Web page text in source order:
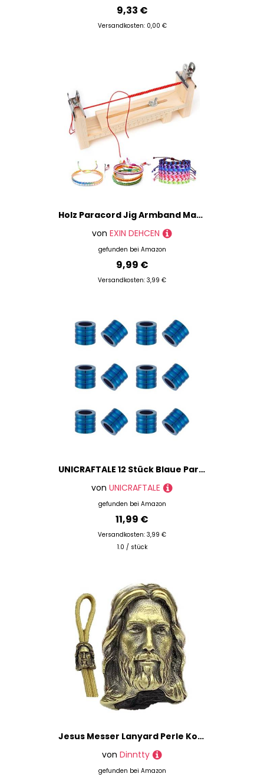
9,33 €
Versandkosten: 0,00 €
Holz Paracord Jig Armband Maker Mit 2 Clips - Bracelet Maker für Geflochtene Armbänder
von EXIN DEHCEN
gefunden bei Amazon
9,99 €
Versandkosten: 3,99 €
UNICRAFTALE 12 Stück Blaue Paracord Perle 10mm Geriffelte Röhrenperlen Säulen Abstandshalterperlen Metall Lanyard Perlen Edelstahl Großem Loch Perlen Für DIY Armbändern Und Halsketten Schmuck
von UNICRAFTALE
gefunden bei Amazon
11,99 €
Versandkosten: 3,99 €
1.0 / stück
Jesus Messer Lanyard Perle Kopf Skulptur Messing Paracord Perle DIY Handwerk Armband Schlüsselanhänger Charms Anhänger Zubehör
von Dinntty
gefunden bei Amazon